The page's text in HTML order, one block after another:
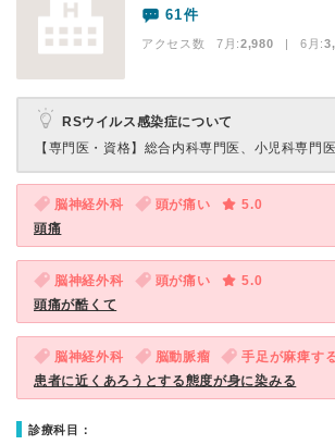
61件
アクセス数 7月:2,980 | 6月:
RSウイルス感染症について
【専門医・資格】 総合内科専門医、小児科専門医
脳神経外科 頭が痛い
5.0
頭痛
脳神経外科 頭が痛い
5.0
頭痛が酷くて
脳神経外科 脳動脈瘤 手足が麻痺す
患者に近くあろうとする態度が身に染みる
診療科目：